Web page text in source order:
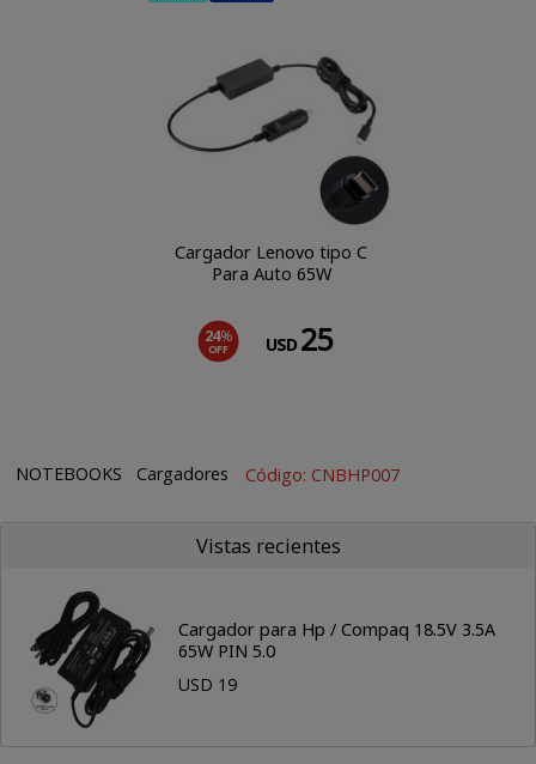
Cargador Lenovo tipo C
Para Auto 65W
24%
OFF USD 25
NOTEBOOKS Cargadores Código: CNBHP007
Vistas recientes
Cargador para Hp / Compaq 18.5V 3.5A
65W PIN 5.0
USD 19